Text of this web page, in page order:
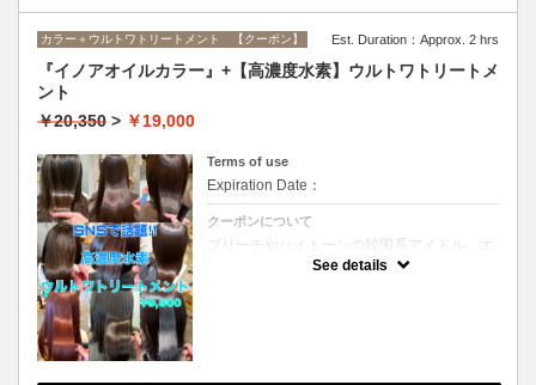
カラー＋ウルトワトリートメント 【クーポン】 Est. Duration：Approx. 2 hrs
『イノアオイルカラー』+【高濃度水素】ウルトワトリートメ
ント
￥20,350 > ￥19,000
Terms of use
Expiration Date：
クーポンについて
ブリーチやハイトーンの韓国系アイドル、エ
イジング毛にお悩みの美魔女も夢中！全ての
See details